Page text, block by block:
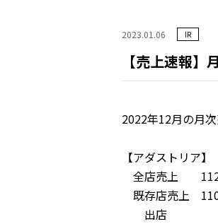
2023.01.06 IR
【売上速報
2022年12月の月
【アダストリア】
全店売上
既存店売上
出店 1